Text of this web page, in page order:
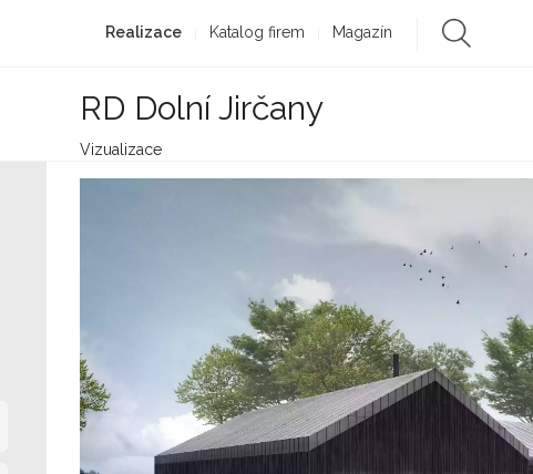
Realizace Katalog firem Magazín
RD Dolní Jirčany
Vizualizace